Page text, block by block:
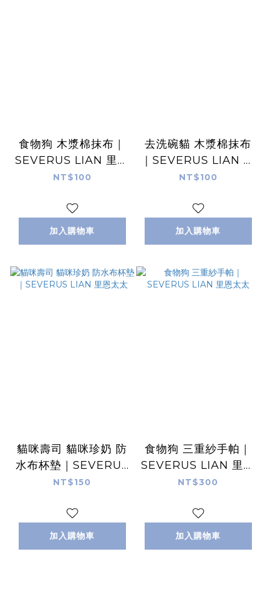
食物狗 木漿棉抹布｜
SEVERUS LIAN 里恩
太太
NT$100
加入購物車
去洗碗貓 木漿棉抹布
｜SEVERUS LIAN 里
恩太太
NT$100
加入購物車
貓咪壽司 貓咪珍奶 防
水布杯墊｜SEVERUS
LIAN 里恩太太
NT$150
加入購物車
食物狗 三重紗手帕｜
SEVERUS LIAN 里恩
太太
NT$300
加入購物車